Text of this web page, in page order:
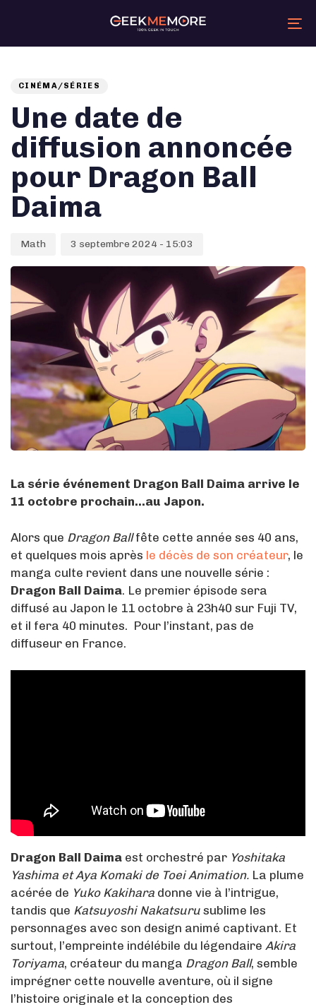
Skip
CINÉMA/SÉRIES
Une date de
diffusion annoncée
pour Dragon Ball
Daima
Math 3 septembre 2024 - 15:03
La série événement Dragon Ball Daima arrive le
11 octobre prochain…au Japon.
Alors que Dragon Ballfête cette année ses 40 ans,
et quelques mois après le décès de son créateur, le
manga culte revient dans une nouvelle série :
Dragon Ball Daima. Le premier épisode sera
diffusé au Japon le 11 octobre à 23h40 sur Fuji TV,
et il fera 40 minutes. Pour l’instant, pas de
diffuseur en France.
Dragon Ball Daima est orchestré par Yoshitaka
Yashima et Aya Komaki de Toei Animation. La plume
acérée de Yuko Kakihara donne vie à l’intrigue,
tandis que Katsuyoshi Nakatsuru sublime les
personnages avec son design animé captivant. Et
surtout, l’empreinte indélébile du légendaire Akira
Toriyama, créateur du manga Dragon Ball, semble
imprégner cette nouvelle aventure, où il signe
l’histoire originale et la conception des